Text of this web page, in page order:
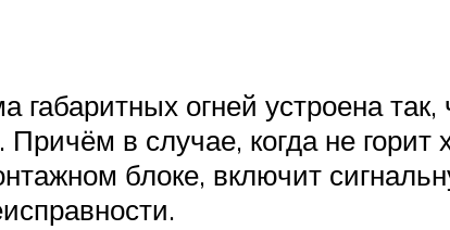
габаритных огней устроена
в случае, когда не
блоке, включит